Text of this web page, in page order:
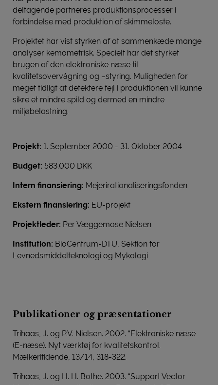
deltagende partneres produktionsprocesser i
forbindelse med produktion af skimmeloste.
Projektet har vist styrken af at sammenkæde mange
analyser kemometrisk. Specielt har det styrket
brugen af den elektroniske næse til
kvalitetsovervågning og –styring. Muligheden for
meget tidligt at detektere fejl i produktionen vil kunne
sikre et mindre spild og dermed en mindre
miljøbelastning.
Projekt: 1. September 2000 - 31. Oktober 2004
Budget: 583.000 DKK
Intern finansiering: Mejerirationaliseringsfonden
Ekstern finansiering: EU-projekt
Projektleder: Per Væggemose Nielsen
Institution: BioCentrum-DTU, Sektion for
Levnedsmiddelteknologi og Mykologi
Publikationer og præsentationer
Trihaas, J. og P.V. Nielsen. 2002. “Elektroniske næse
(E-næse). Nyt værktøj for kvalitetskontrol.
Mælkeritidende, 13/14, 318-322.
Trihaas, J. og H. H. Bothe. 2003. “Support Vector